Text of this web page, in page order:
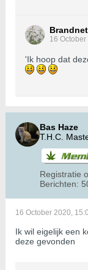
16
'Ik hoop dat
Bas Haze
T.H.C.
Registratie
Berichten:
16 October 2020,
Ik wil eigelijk een
deze gevonden